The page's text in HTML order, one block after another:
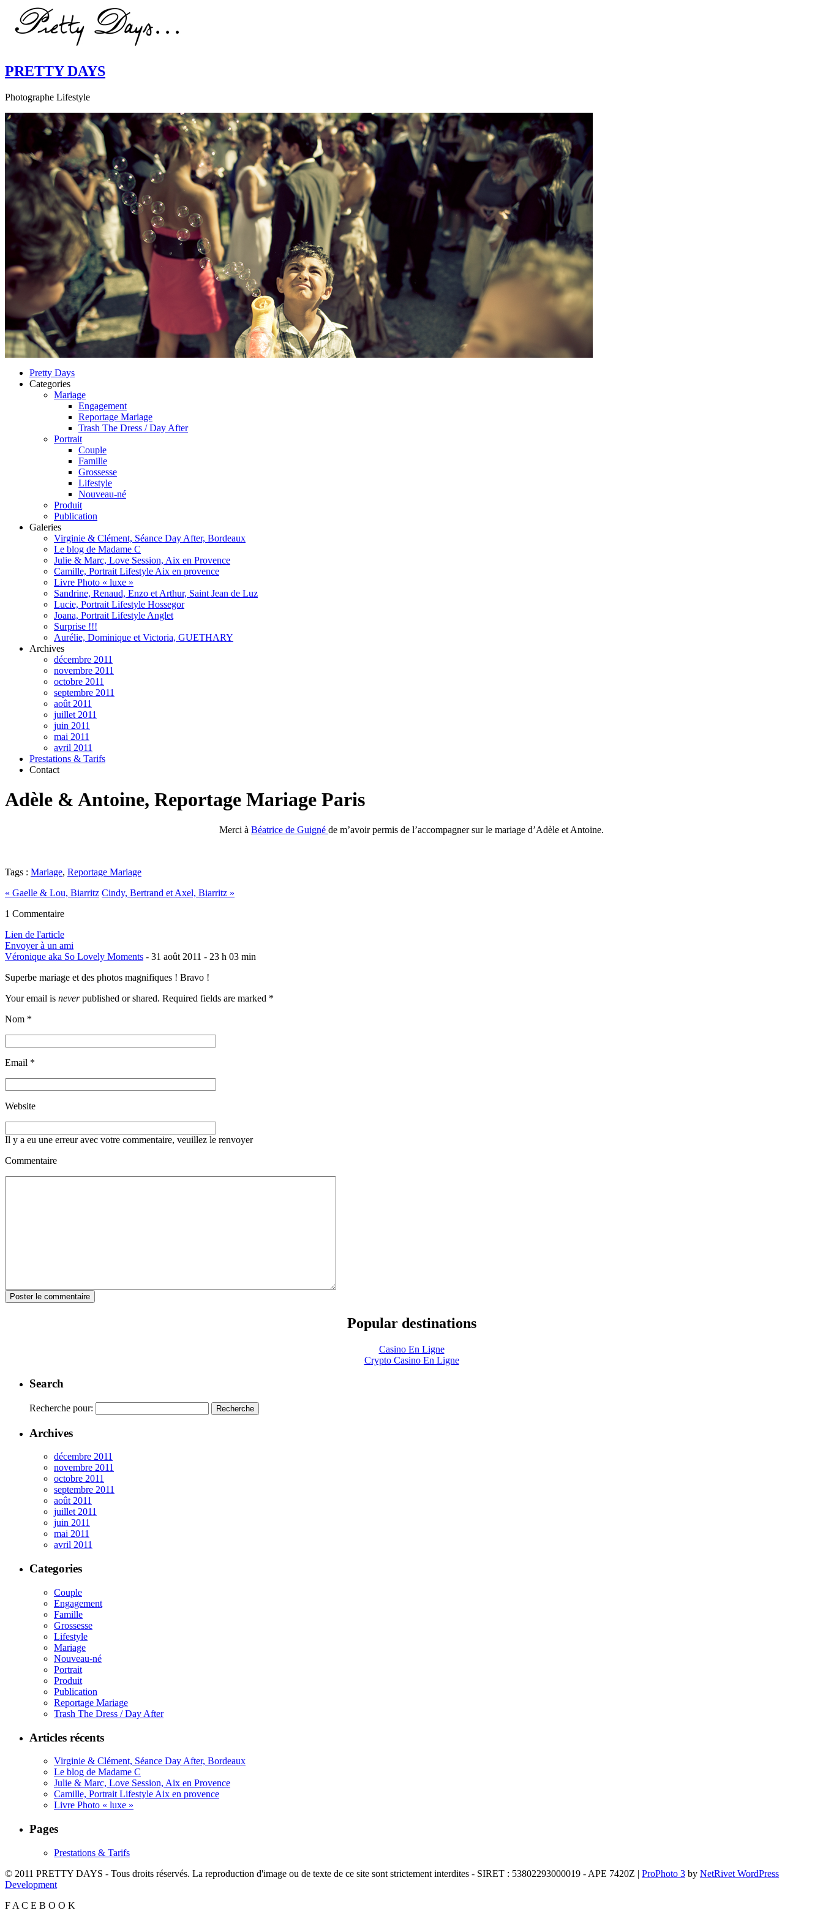
PRETTY DAYS
Photographe Lifestyle
Pretty Days
Categories
Mariage
Engagement
Reportage Mariage
Trash The Dress / Day After
Portrait
Couple
Famille
Grossesse
Lifestyle
Nouveau-né
Produit
Publication
Galeries
Virginie & Clément, Séance Day After, Bordeaux
Le blog de Madame C
Julie & Marc, Love Session, Aix en Provence
Camille, Portrait Lifestyle Aix en provence
Livre Photo « luxe »
Sandrine, Renaud, Enzo et Arthur, Saint Jean de Luz
Lucie, Portrait Lifestyle Hossegor
Joana, Portrait Lifestyle Anglet
Surprise !!!
Aurélie, Dominique et Victoria, GUETHARY
Archives
décembre 2011
novembre 2011
octobre 2011
septembre 2011
août 2011
juillet 2011
juin 2011
mai 2011
avril 2011
Prestations & Tarifs
Contact
Adèle & Antoine, Reportage Mariage Paris
Merci à Béatrice de Guigné de m’avoir permis de l’accompagner sur le mariage d’Adèle et Antoine.
Tags : Mariage, Reportage Mariage
« Gaelle & Lou, Biarritz Cindy, Bertrand et Axel, Biarritz »
1 Commentaire
Lien de l'article
Envoyer à un ami
Véronique aka So Lovely Moments - 31 août 2011 - 23 h 03 min
Superbe mariage et des photos magnifiques ! Bravo !
Your email is neverpublished or shared. Required fields are marked *
Nom *
Email *
Website
Il y a eu une erreur avec votre commentaire, veuillez le renvoyer
Commentaire
Popular destinations
Casino En Ligne
Crypto Casino En Ligne
Search
Recherche pour:
Archives
décembre 2011
novembre 2011
octobre 2011
septembre 2011
août 2011
juillet 2011
juin 2011
mai 2011
avril 2011
Categories
Couple
Engagement
Famille
Grossesse
Lifestyle
Mariage
Nouveau-né
Portrait
Produit
Publication
Reportage Mariage
Trash The Dress / Day After
Articles récents
Virginie & Clément, Séance Day After, Bordeaux
Le blog de Madame C
Julie & Marc, Love Session, Aix en Provence
Camille, Portrait Lifestyle Aix en provence
Livre Photo « luxe »
Pages
Prestations & Tarifs
© 2011 PRETTY DAYS - Tous droits réservés. La reproduction d'image ou de texte de ce site sont strictement interdites - SIRET : 53802293000019 - APE 7420Z | ProPhoto 3 by NetRivet WordPress
Development
F A C E B O O K